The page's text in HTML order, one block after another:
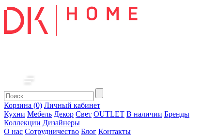
Корзина (0) Личный кабинет
Кухни Мебель Декор Свет OUTLET В наличии Бренды
Коллекции Дизайнеры
О нас Сотрудничество Блог Контакты